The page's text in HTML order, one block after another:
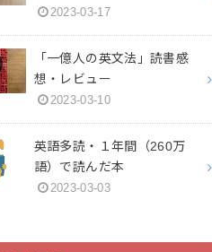
2023-03-17
「一億人の英文法」読書感
想・レビュー
2023-03-10
英語多読・１年間（260万
語）で読んだ本
2023-03-03